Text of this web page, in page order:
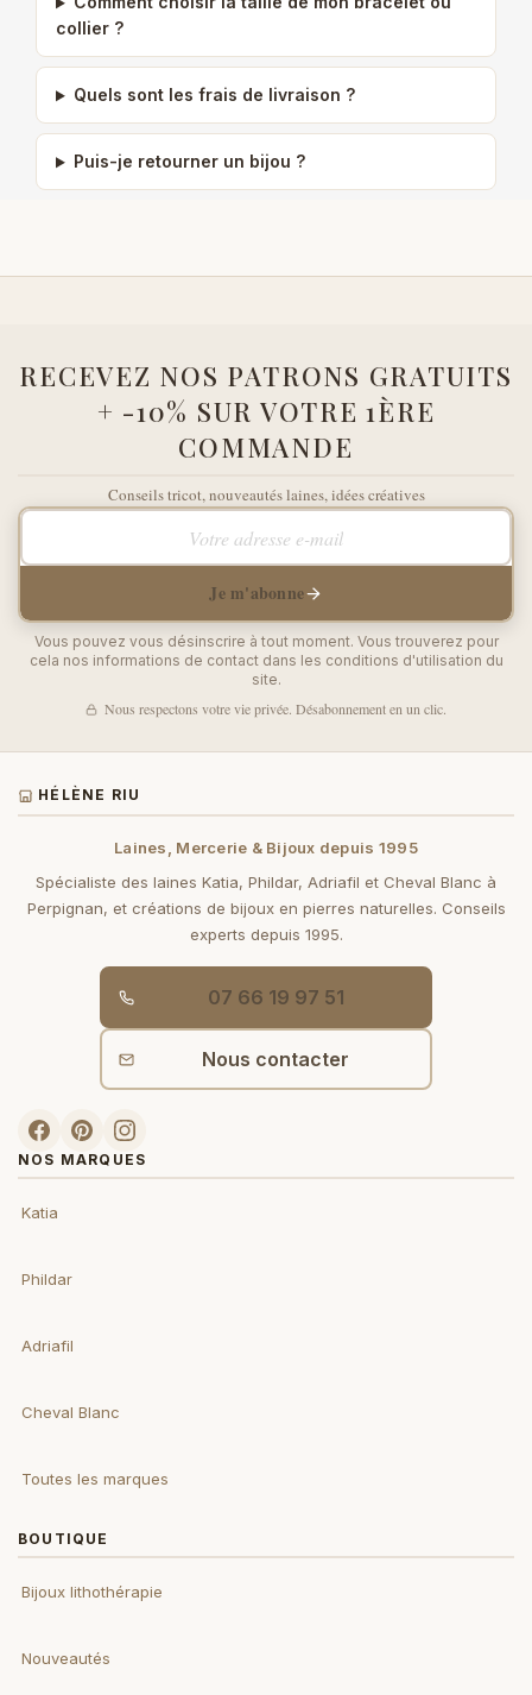
collier ?
Quels sont les frais de livraison ?
Puis-je retourner un bijou ?
RECEVEZ NOS PATRONS GRATUITS
+ -10% SUR VOTRE 1ÈRE
COMMANDE
Conseils tricot, nouveautés laines, idées créatives
Votre adresse e-mail
Je m'abonne
Vous pouvez vous désinscrire à tout moment. Vous trouverez pour
cela nos informations de contact dans les conditions d'utilisation du
site.
Nous respectons votre vie privée. Désabonnement en un clic.
HÉLÈNE RIU
Laines, Mercerie & Bijoux depuis 1995
Spécialiste des laines Katia, Phildar, Adriafil et Cheval Blanc à
Perpignan, et créations de bijoux en pierres naturelles. Conseils
experts depuis 1995.
07 66 19 97 51
Nous contacter
NOS MARQUES
Katia
Phildar
Adriafil
Cheval Blanc
Toutes les marques
BOUTIQUE
Bijoux lithothérapie
Nouveautés